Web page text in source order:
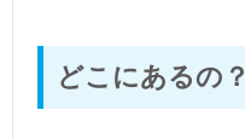
どこにあるの？